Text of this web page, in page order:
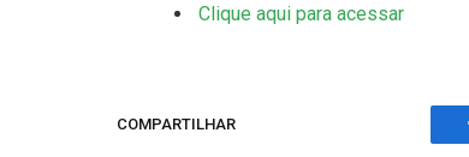
Clique aqui para acessar
COMPARTILHAR